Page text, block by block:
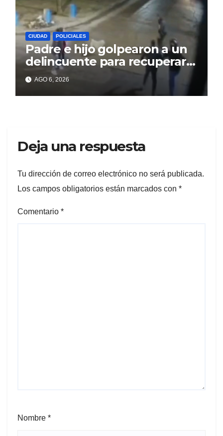
CIUDAD POLICIALES
Padre e hijo golpearon a un
delincuente para recuperar
un celular robado en Berisso
AGO 6, 2026
Deja una respuesta
Tu dirección de correo electrónico no será publicada.
Los campos obligatorios están marcados con *
Comentario *
Nombre *